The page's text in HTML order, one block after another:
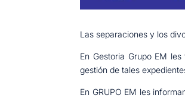
Las separaciones y los
En Gestoria Grupo EM
gestión de tales
En GRUPO EM les